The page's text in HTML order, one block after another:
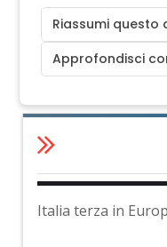
Riassumi questo
Approfondisci
Italia terza in